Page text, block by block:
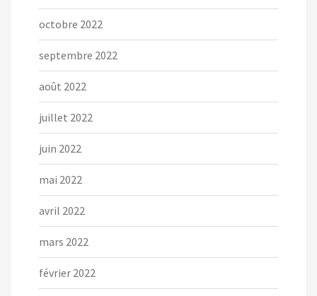
octobre 2022
septembre 2022
août 2022
juillet 2022
juin 2022
mai 2022
avril 2022
mars 2022
février 2022